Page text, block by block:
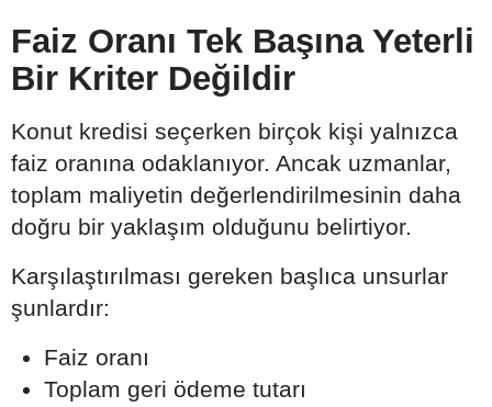
Faiz Oranı Tek Başına Yeterli
Bir Kriter Değildir
Konut kredisi seçerken birçok kişi yalnızca
faiz oranına odaklanıyor. Ancak uzmanlar,
toplam maliyetin değerlendirilmesinin daha
doğru bir yaklaşım olduğunu belirtiyor.
Karşılaştırılması gereken başlıca unsurlar
şunlardır:
Faiz oranı
Toplam geri ödeme tutarı